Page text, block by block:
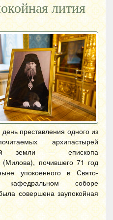
лития
день преставления одного из
архипастырей
земли — епископа
почившего 71 год
упокоенного в Свято-
кафедральном соборе
совершена заупокойная